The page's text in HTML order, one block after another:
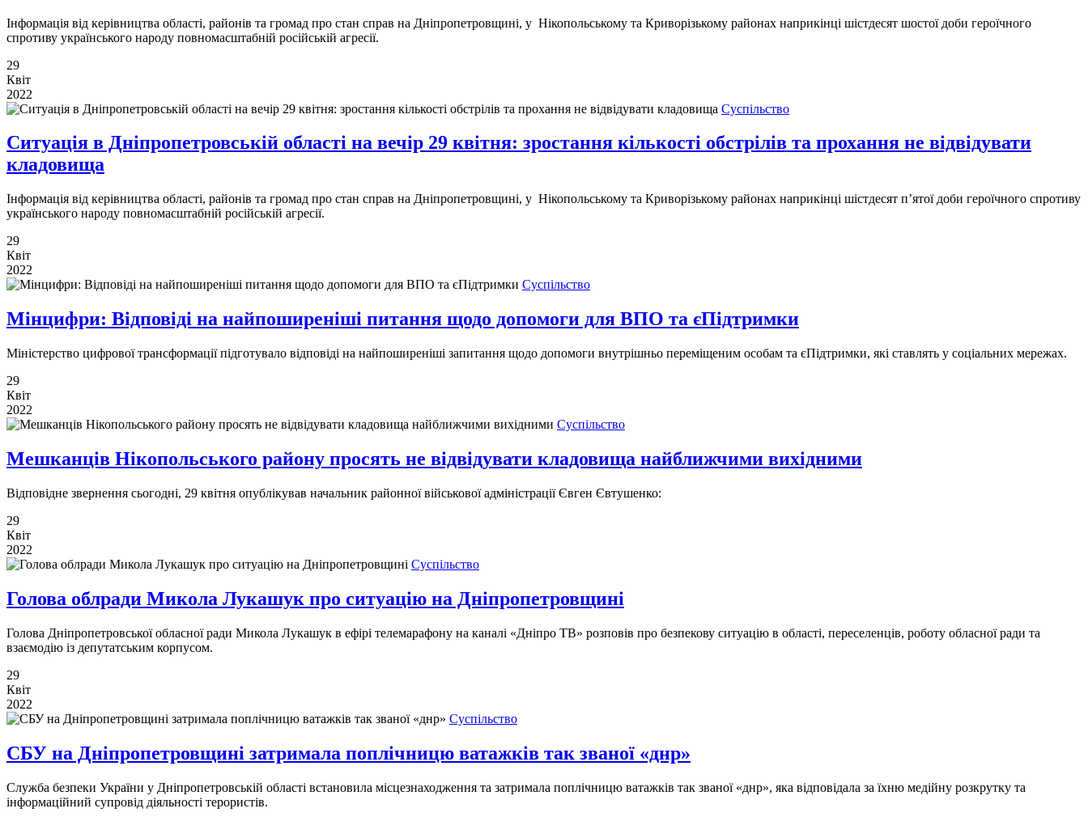
Інформація від керівництва області, районів та громад про стан справ на Дніпропетровщині, у Нікопольському та Криворізькому районах наприкінці шістдесят шостої доби героїчного
спротиву українського народу повномасштабній російській агресії.
29
Квіт
2022
Суспільство
Ситуація в Дніпропетровській області на вечір 29 квітня: зростання кількості обстрілів та прохання не відвідувати
кладовища
Інформація від керівництва області, районів та громад про стан справ на Дніпропетровщині, у Нікопольському та Криворізькому районах наприкінці шістдесят п’ятої доби героїчного спротиву
українського народу повномасштабній російській агресії.
29
Квіт
2022
Суспільство
Мінцифри: Відповіді на найпоширеніші питання щодо допомоги для ВПО та єПідтримки
Міністерство цифрової трансформації підготувало відповіді на найпоширеніші запитання щодо допомоги внутрішньо переміщеним особам та єПідтримки, які ставлять у соціальних мережах.
29
Квіт
2022
Суспільство
Мешканців Нікопольського району просять не відвідувати кладовища найближчими вихідними
Відповідне звернення сьогодні, 29 квітня опублікував начальник районної військової адміністрації Євген Євтушенко:
29
Квіт
2022
Суспільство
Голова облради Микола Лукашук про ситуацію на Дніпропетровщині
Голова Дніпропетровської обласної ради Микола Лукашук в ефірі телемарафону на каналі «Дніпро ТВ» розповів про безпекову ситуацію в області, переселенців, роботу обласної ради та
взаємодію із депутатським корпусом.
29
Квіт
2022
Суспільство
СБУ на Дніпропетровщині затримала поплічницю ватажків так званої «днр»
Служба безпеки України у Дніпропетровській області встановила місцезнаходження та затримала поплічницю ватажків так званої «днр», яка відповідала за їхню медійну розкрутку та
інформаційний супровід діяльності терористів.